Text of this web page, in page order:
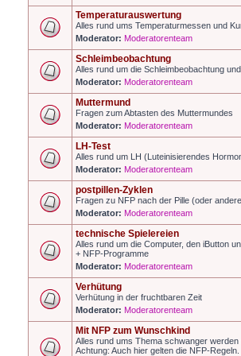
Temperaturauswertung
Alles rund ums Temperaturmessen und
Moderator: Moderatorenteam
Schleimbeobachtung
Alles rund um die Schleimbeobachtung
Moderator: Moderatorenteam
Muttermund
Fragen zum Abtasten des Muttermundes
Moderator: Moderatorenteam
LH-Test
Alles rund um LH (Luteinisierendes
Moderator: Moderatorenteam
postpillen-Zyklen
Fragen zu NFP nach der Pille (oder
Moderator: Moderatorenteam
technische Spielereien
Alles rund um die Computer, den iButton
+ NFP-Programme
Moderator: Moderatorenteam
Verhütung
Verhütung in der fruchtbaren Zeit
Moderator: Moderatorenteam
Mit NFP zum Wunschkind
Alles rund ums Thema schwanger werden
Achtung: Auch hier gelten die NFP-Regeln.